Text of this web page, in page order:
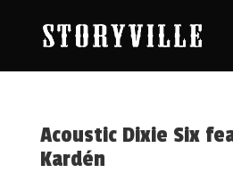
Acoustic Dixie Six
Kardén